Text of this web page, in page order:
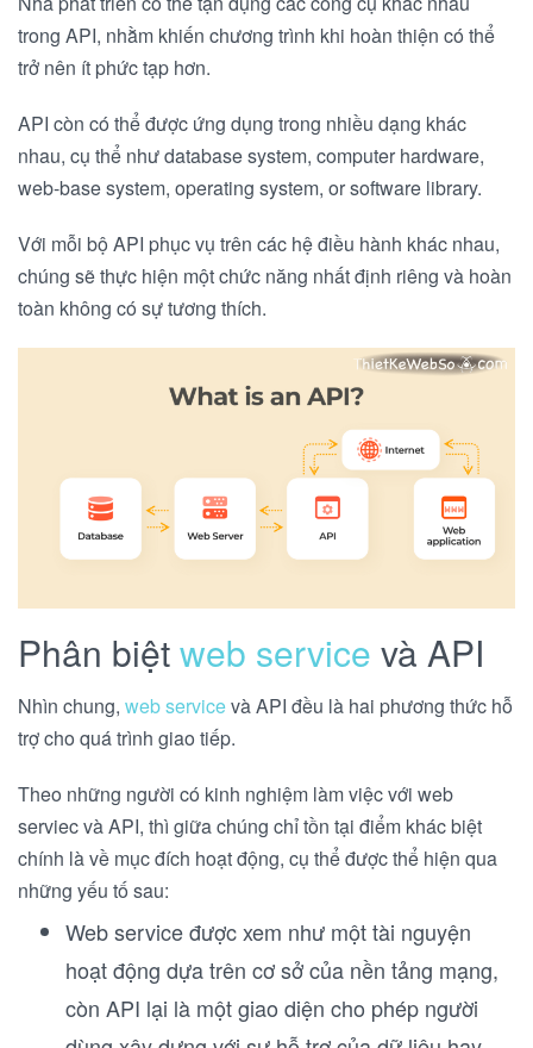
trong API, nhằm khiến chương trình khi hoàn thiện có thể
trở nên ít phức tạp hơn.
API còn có thể được ứng dụng trong nhiều dạng khác
nhau, cụ thể như database system, computer hardware,
web-base system, operating system, or software library.
Với mỗi bộ API phục vụ trên các hệ điều hành khác nhau,
chúng sẽ thực hiện một chức năng nhất định riêng và hoàn
toàn không có sự tương thích.
Phân biệtweb service và API
Nhìn chung, web servicevà API đều là hai phương thức hỗ
trợ cho quá trình giao tiếp.
Theo những người có kinh nghiệm làm việc với web
serviec và API, thì giữa chúng chỉ tồn tại điểm khác biệt
chính là về mục đích hoạt động, cụ thể được thể hiện qua
những yếu tố sau:
Web service được xem như một tài nguyện
hoạt động dựa trên cơ sở của nền tảng mạng,
còn API lại là một giao diện cho phép người